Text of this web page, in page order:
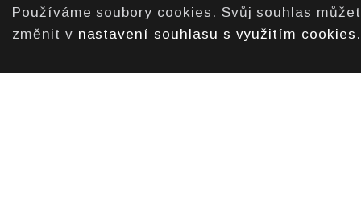
Používáme soubory cookies. Svůj souhlas
změnit v nastavení souhlasu s využitím cookies .